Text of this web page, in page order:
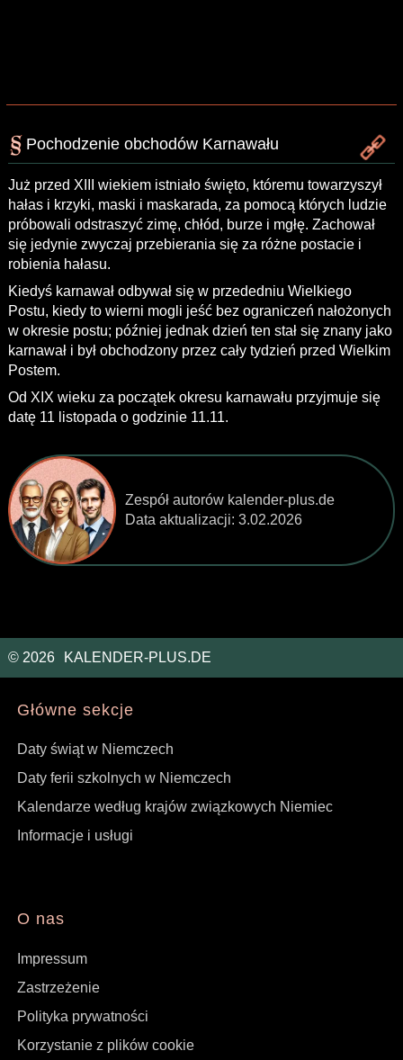
Pochodzenie obchodów Karnawału
Już przed XIII wiekiem istniało święto, któremu towarzyszył
hałas i krzyki, maski i maskarada, za pomocą których ludzie
próbowali odstraszyć zimę, chłód, burze i mgłę. Zachował
się jedynie zwyczaj przebierania się za różne postacie i
robienia hałasu.
Kiedyś karnawał odbywał się w przededniu Wielkiego
Postu, kiedy to wierni mogli jeść bez ograniczeń nałożonych
w okresie postu; później jednak dzień ten stał się znany jako
karnawał i był obchodzony przez cały tydzień przed Wielkim
Postem.
Od XIX wieku za początek okresu karnawału przyjmuje się
datę 11 listopada o godzinie 11.11.
Zespół autorów kalender-plus.de
Data aktualizacji: 3.02.2026
© 2026 KALENDER-PLUS.DE
Główne sekcje
Daty świąt w Niemczech
Daty ferii szkolnych w Niemczech
Kalendarze według krajów związkowych Niemiec
Informacje i usługi
O nas
Impressum
Zastrzeżenie
Polityka prywatności
Korzystanie z plików cookie